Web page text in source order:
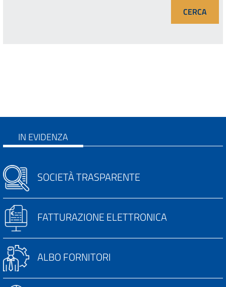
IN EVIDENZA
SOCIETÀ TRASPARENTE
FATTURAZIONE ELETTRONICA
ALBO FORNITORI